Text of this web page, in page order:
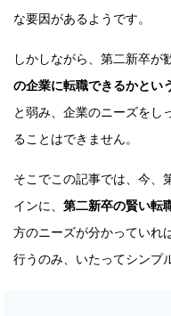
な要因があるようです。
しかしながら、第二新卒が
の企業に転職できるかとい
と弱み、企業のニーズをし
ることはできません。
そこでこの記事では、今、
インに、 第二新卒の賢い転
方のニーズが分かっていれ
行うのみ、いたってシンプ